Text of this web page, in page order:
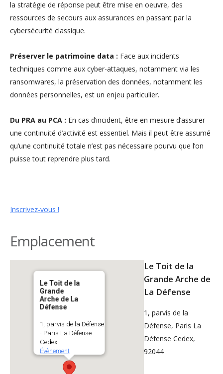
la stratégie de réponse peut être mise en oeuvre, des
ressources de secours aux assurances en passant par la
cybersécurité classique.
Préserver le patrimoine data : Face aux incidents
techniques comme aux cyber-attaques, notamment via les
ransomwares, la préservation des données, notamment les
données personnelles, est un enjeu particulier.
Du PRA au PCA : En cas d’incident, être en mesure d’assurer
une continuité d’activité est essentiel. Mais il peut être assumé
qu’une continuité totale n’est pas nécessaire pourvu que l’on
puisse tout reprendre plus tard.
Inscrivez-vous !
Emplacement
Le Toit de la
Grande
Arche de La
Défense
1, parvis de la Défense
- Paris La Défense
Cedex
Évènement
Le Toit de la
Grande Arche de
La Défense
1, parvis de la
Défense, Paris La
Défense Cedex,
92044